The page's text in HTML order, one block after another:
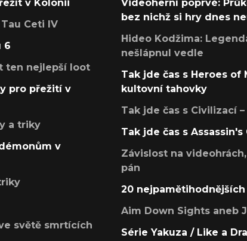
v Kolonii
Ceti IV
6
ten nejlepší loot
pro přežití v
a triky
v
světě smrtících
Videoherní poprvé:
bez nichž si hry dnes
Hideo Kodžima:
nešlápnul vedle
Tak jde čas s Heroes
kultovní tahovky
Tak jde čas s Civilizací
Tak jde čas s
Závislost na
pán
20
Aim Down Sights aneb
Série Yakuza / Like a